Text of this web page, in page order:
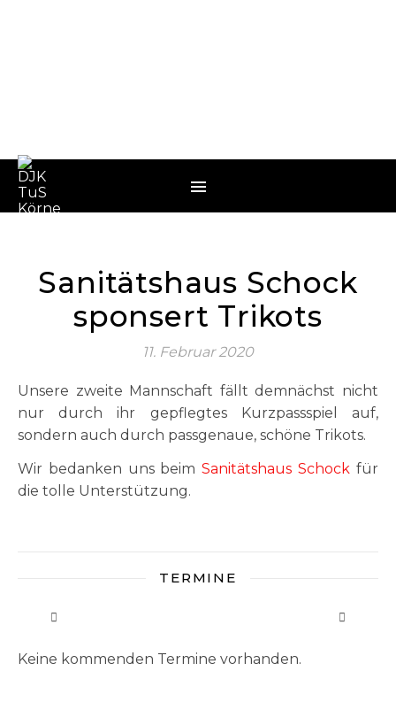
Sanitätshaus Schock
sponsert Trikots
11. Februar 2020
Unsere zweite Mannschaft fällt demnächst nicht
nur durch ihr gepflegtes Kurzpassspiel auf,
sondern auch durch passgenaue, schöne Trikots.
Wir bedanken uns beimSanitätshaus Schock für
die tolle Unterstützung.
TERMINE
Keine kommenden Termine vorhanden.